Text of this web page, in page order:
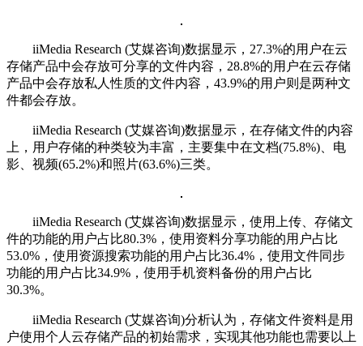
iiMedia Research (艾媒咨询)数据显示，27.3%的用户在云
存储产品中会存放可分享的文件内容，28.8%的用户在云存储
产品中会存放私人性质的文件内容，43.9%的用户则是两种文
件都会存放。
iiMedia Research (艾媒咨询)数据显示，在存储文件的内容
上，用户存储的种类较为丰富，主要集中在文档(75.8%)、电
影、视频(65.2%)和照片(63.6%)三类。
iiMedia Research (艾媒咨询)数据显示，使用上传、存储文
件的功能的用户占比80.3%，使用资料分享功能的用户占比
53.0%，使用资源搜索功能的用户占比36.4%，使用文件同步
功能的用户占比34.9%，使用手机资料备份的用户占比
30.3%。
iiMedia Research (艾媒咨询)分析认为，存储文件资料是用
户使用个人云存储产品的初始需求，实现其他功能也需要以上